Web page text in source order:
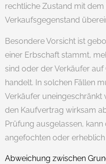
rechtliche Zustand mit dem
Verkaufsgegenstand
Besondere Vorsicht ist
einer Erbschaft stammt,
sind oder der Verkäufer
handelt. In solchen Fällen
Verkäufer
den Kaufvertrag wirksam
Prüfung ausgelassen,
angefochten oder
Abweichung zwischen